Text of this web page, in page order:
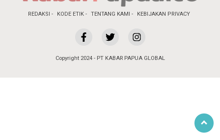
REDAKSI KODE ETIK TENTANG KAMI KEBIJAKAN PRIVACY
Copyright 2024 - PT KABAR PAPUA GLOBAL